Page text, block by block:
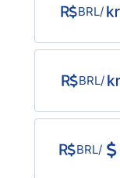
BRL/
BRL/
BRL/